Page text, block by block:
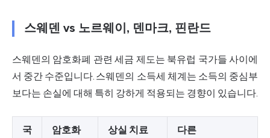
스웨덴 vs 노르웨이, 덴마크, 핀란드
스웨덴의 암호화폐 관련 세금 제도는 북유럽 국가들 사이에
서 중간 수준입니다. 스웨덴의 소득세 체계는 소득의 중심부
보다는 손실에 대해 특히 강하게 적용되는 경향이 있습니다.
국
암호화
상실 치료 다른